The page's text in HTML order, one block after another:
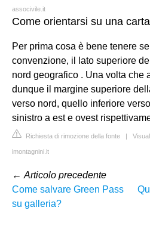
associvile.it
Come orientarsi su una
Per prima cosa è bene tenere
convenzione, il lato superiore
nord geografico . Una volta che
dunque il margine superiore
verso nord, quello inferiore
sinistro a est e ovest
Richiesta di rimozione della fonte |
imontagnini.it
← Articolo precedente
Come salvare Green Pass
su galleria?